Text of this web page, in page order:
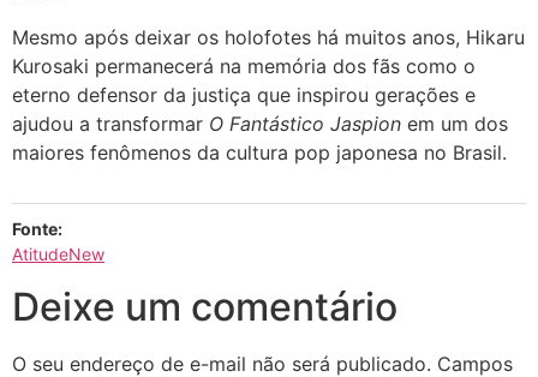
Mesmo após deixar os holofotes há muitos anos, Hikaru
Kurosaki permanecerá na memória dos fãs como o
eterno defensor da justiça que inspirou gerações e
ajudou a transformar O Fantástico Jaspion em um dos
maiores fenômenos da cultura pop japonesa no Brasil.
Fonte:
AtitudeNew
Deixe um comentário
O seu endereço de e-mail não será publicado. Campos